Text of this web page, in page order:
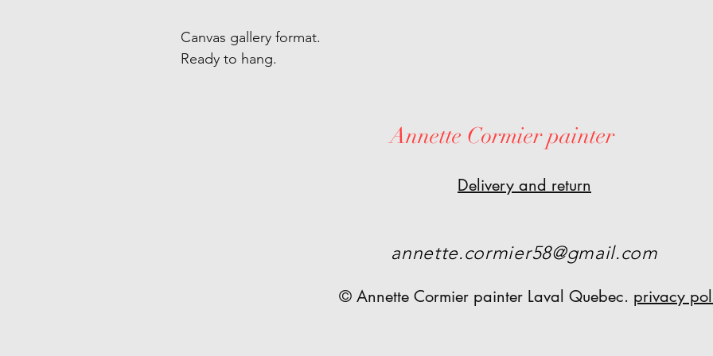
Canvas gallery format.
Ready to hang.
Annette Cormier painter
Delivery and return
annette.cormier58@gmail.com
© Annette Cormier painter Laval Quebec. privacy